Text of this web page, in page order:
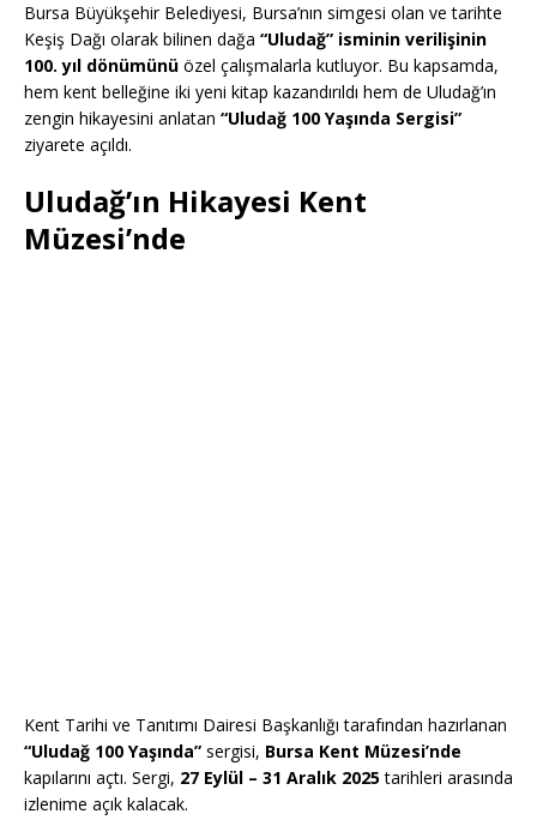
Bursa Büyükşehir Belediyesi, Bursa’nın simgesi olan ve tarihte
Keşiş Dağı olarak bilinen dağa “Uludağ” isminin verilişinin
100. yıl dönümünü özel çalışmalarla kutluyor. Bu kapsamda,
hem kent belleğine iki yeni kitap kazandırıldı hem de Uludağ’ın
zengin hikayesini anlatan “Uludağ 100 Yaşında Sergisi”
ziyarete açıldı.
Uludağ’ın Hikayesi Kent
Müzesi’nde
Kent Tarihi ve Tanıtımı Dairesi Başkanlığı tarafından hazırlanan
“Uludağ 100 Yaşında” sergisi, Bursa Kent Müzesi’nde
kapılarını açtı. Sergi, 27 Eylül – 31 Aralık 2025tarihleri arasında
izlenime açık kalacak.